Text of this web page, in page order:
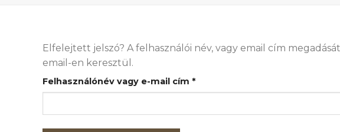
Elfelejtett jelszó? A felhasználói név, vagy email cím
email-en keresztül.
Felhasználónév vagy e-mail cím *Kötelező